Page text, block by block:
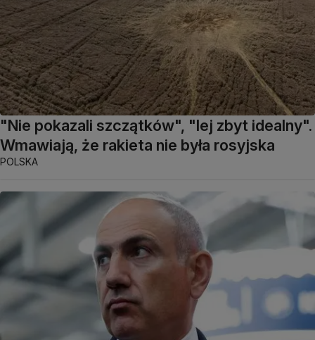
"Nie pokazali szczątków", "lej zbyt idealny".
Wmawiają, że rakieta nie była rosyjska
POLSKA